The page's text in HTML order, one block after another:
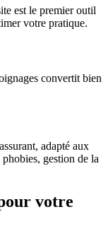
est le premier outil
votre pratique.
convertit bien
adapté aux
gestion de la
votre